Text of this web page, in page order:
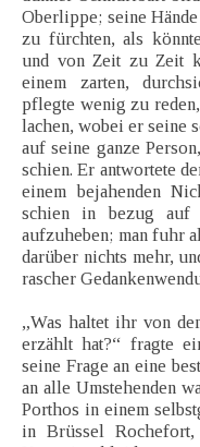
Oberlippe; seine
zu fürchten, als
und von Zeit zu Zeit
einem zarten,
pflegte wenig zu
lachen, wobei er seine
auf seine ganze
schien. Er antwortete
einem bejahenden
schien in bezug auf
aufzuheben; man fuhr
darüber nichts mehr,
rascher
„Was haltet ihr von
erzählt hat?“ fragte
seine Frage an eine
an alle Umstehenden
Porthos in einem
in Brüssel